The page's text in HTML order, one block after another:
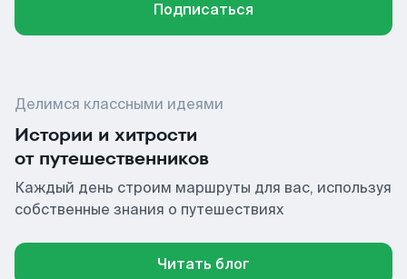
Подписаться
Делимся классными идеями
Истории и хитрости
от путешественников
Каждый день строим маршруты для вас, используя
собственные знания о путешествиях
Читать блог